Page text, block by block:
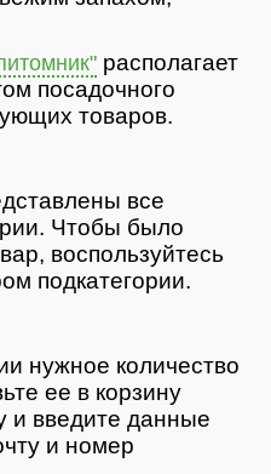
располагает
посадочного
товаров.
все
Чтобы было
воспользуйтесь
подкатегории.
нужное количество
ее в корзину
и введите данные
и номер